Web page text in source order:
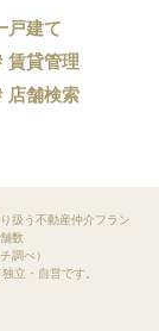
戸建て
賃貸管理
店舗検索
扱う不動産仲介フラン
数
調べ）
立・自営です。